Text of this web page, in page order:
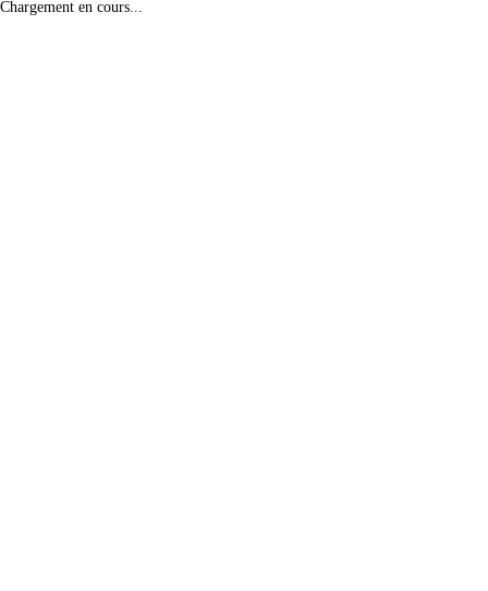
Chargement en cours...